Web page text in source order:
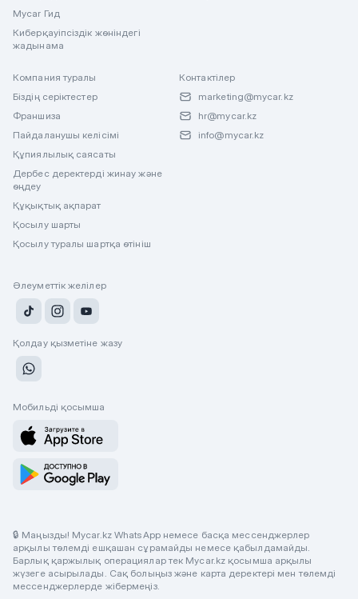
Mycar Гид
Киберқауіпсіздік жөніндегі
жадынама
Компания туралы
Біздің серіктестер
Франшиза
Пайдаланушы келісімі
Құпиялылық саясаты
Дербес деректерді жинау және
өңдеу
Құқықтық ақпарат
Қосылу шарты
Қосылу туралы шартқа өтініш
Контактілер
marketing@mycar.kz
hr@mycar.kz
info@mycar.kz
Әлеуметтік желілер
Қолдау қызметіне жазу
Мобильді қосымша
🔒 Маңызды! Mycar.kz WhatsApp немесе басқа мессенджерлер
арқылы төлемді ешқашан сұрамайды немесе қабылдамайды.
Барлық қаржылық операциялар тек Mycar.kz қосымша арқылы
жүзеге асырылады. Сақ болыңыз және карта деректері мен төлемді
мессенджерлерде жібермеңіз.